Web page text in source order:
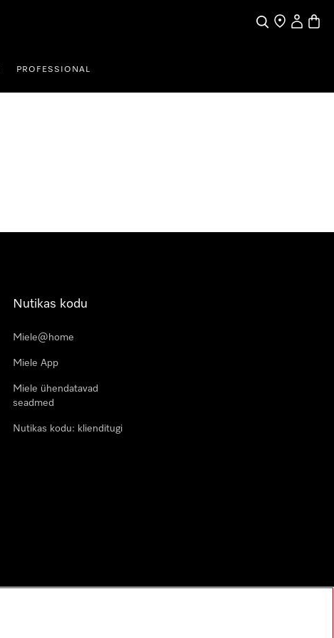
SearchFind a store
My
PROFESSIONAL
Nutikas kodu
Miele@home
Miele App
Miele ühendatavad
seadmed
Nutikas kodu: klienditugi